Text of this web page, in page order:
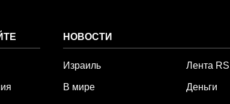
НОВОСТИ
Израиль Лента
В мире Деньги